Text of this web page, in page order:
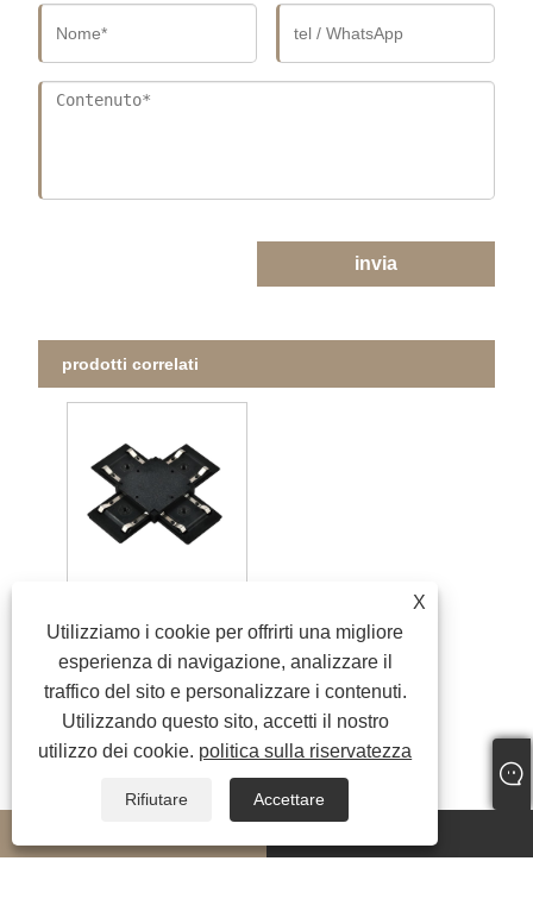
invia
prodotti correlati
X
Utilizziamo i cookie per offrirti una migliore
esperienza di navigazione, analizzare il
traffico del sito e personalizzare i contenuti.
Utilizzando questo sito, accetti il ​​nostro
utilizzo dei cookie. politica sulla riservatezza
Rifiutare Accettare